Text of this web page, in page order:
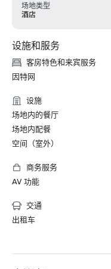
场地类型
酒店
设施和服务
客房特色和来宾服务
因特网
设施
场地内的餐厅
场地内配餐
空间（室外）
商务服务
AV 功能
交通
出租车